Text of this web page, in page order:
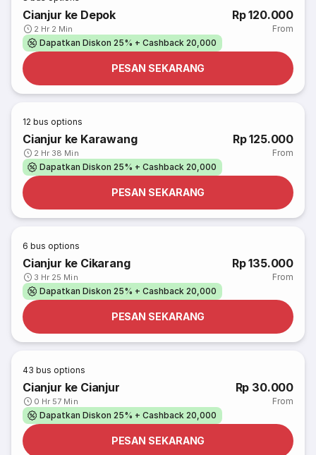
Cianjur ke Depok
2 Hr 2 Min
Rp 120.000
From
Dapatkan Diskon 25% + Cashback 20,000
PESAN SEKARANG
12 bus options
Cianjur ke Karawang
2 Hr 38 Min
Rp 125.000
From
Dapatkan Diskon 25% + Cashback 20,000
PESAN SEKARANG
6 bus options
Cianjur ke Cikarang
3 Hr 25 Min
Rp 135.000
From
Dapatkan Diskon 25% + Cashback 20,000
PESAN SEKARANG
43 bus options
Cianjur ke Cianjur
0 Hr 57 Min
Rp 30.000
From
Dapatkan Diskon 25% + Cashback 20,000
PESAN SEKARANG